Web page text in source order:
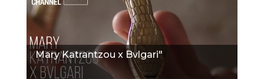
Mary Katrantzou x Bvlgari"